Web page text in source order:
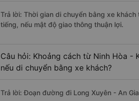
Trả lời: Thời gian di chuyển bằng xe
tiếng, nếu mật độ giao thông thuận lợi.
Câu hỏi: Khoảng cách từ Ninh Hòa -
nếu di chuyển bằng xe khách?
Trả lời: Đoạn đường đi Long Xuyên - An